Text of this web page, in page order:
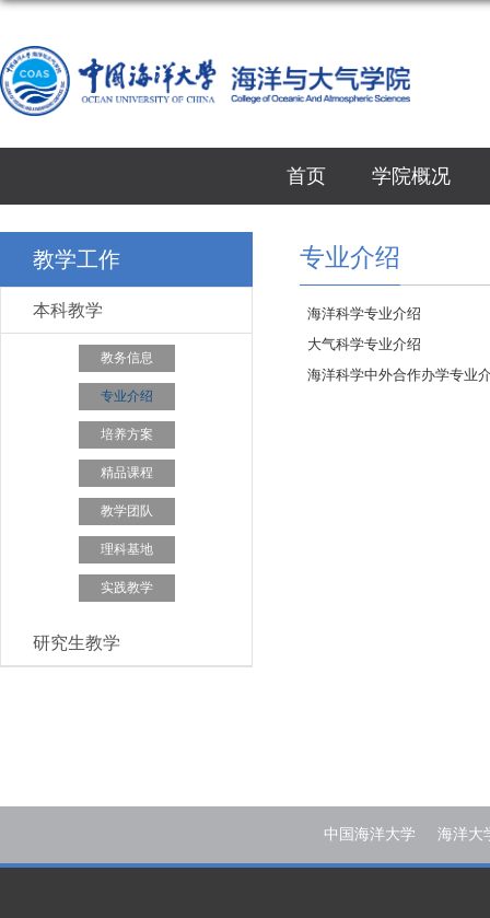
首页 学院概况
教学工作
本科教学
教务信息
专业介绍
培养方案
精品课程
教学团队
理科基地
实践教学
研究生教学
专业介绍
海洋科学专业介绍
大气科学专业介绍
海洋科学中外合作办学专业
中国海洋大学 海洋大